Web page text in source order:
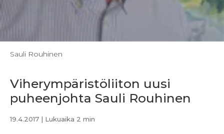
Sauli Rouhinen
Viherympäristöliiton uusi
puheenjohta Sauli Rouhinen
19.4.2017 | Lukuaika 2 min